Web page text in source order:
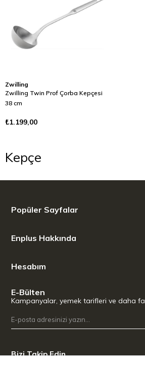
Zwilling
Zwilling Twin Prof Çorba Kepçesi
38 cm
₺1.199,00
Kepçe
Popüler Sayfalar
Enplus Hakkında
Hesabım
E-Bülten
Kampanyalar, yemek tarifleri ve daha
Bizi Takip Edin